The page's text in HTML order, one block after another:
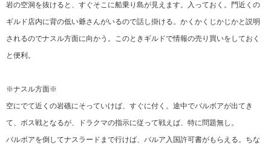
岩の空洞を抜けると、すぐそこに船乗り島が見えます。入っておく。門近くの
ギルド店内に背の低い爺さんがいるので話し掛ける。かくかくじかじかと説明
されるのでナスル方面に向かう。このときギルドで情報の売り買いをしておく
と便利。
※ナスル方面※
空にでて近くの岩礁にそっていけば、すぐに付く。途中でバルボアが出てき
て、ボス戦となるが、ドラクマの指示に従って戦えば、特に問題無し。
バルボアを倒してナスラードまで行けば、バルア入国許可書がもらえる。ちな